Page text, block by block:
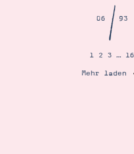
06/93
1 2 3 … 16
Mehr laden